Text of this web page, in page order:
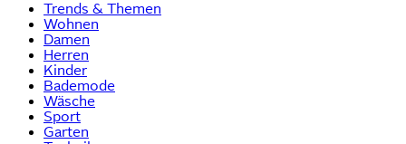
Trends & Themen
Wohnen
Damen
Herren
Kinder
Bademode
Wäsche
Sport
Garten